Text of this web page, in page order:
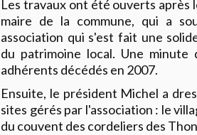
Les travaux ont été ouverts après
maire de la commune, qui a
association qui s'est fait une
du patrimoine local. Une minute
adhérents décédés en 2007.
Ensuite, le président Michel a
sites gérés par l'association : le
du couvent des cordeliers des